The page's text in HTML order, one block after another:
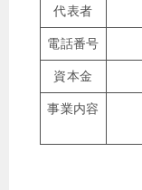
代表者
電話番号
資本金
事業内容